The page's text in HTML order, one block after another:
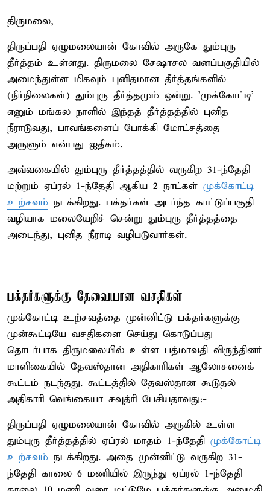
திருமலை,
திருப்பதி ஏழுமலையான் கோவில் அருகே தும்புரு
தீர்த்தம் உள்ளது. திருமலை சேஷாசல வனப்பகுதியில்
அமைந்துள்ள மிகவும் புனிதமான தீர்த்தங்களில்
(நீர்நிலைகள்) தும்புரு தீர்த்தமும் ஒன்று. 'முக்கோட்டி'
எனும் மங்கல நாளில் இந்தத் தீர்த்தத்தில் புனித
நீராடுவது, பாவங்களைப் போக்கி மோட்சத்தை
அருளும் என்பது ஐதீகம்.
அவ்வகையில் தும்புரு தீர்த்தத்தில் வருகிற 31-ந்தேதி
மற்றும் ஏப்ரல் 1-ந்தேதி ஆகிய 2 நாட்கள் முக்கோட்டி
உற்சவம் நடக்கிறது. பக்தர்கள் அடர்ந்த காட்டுப்பகுதி
வழியாக மலையேறிச் சென்று தும்புரு தீர்த்தத்தை
அடைந்து, புனித நீராடி வழிபடுவார்கள்.
பக்தர்களுக்கு தேவையான வசதிகள்
முக்கோட்டி உற்சவத்தை முன்னிட்டு பக்தர்களுக்கு
முன்கூட்டியே வசதிகளை செய்து கொடுப்பது
தொடர்பாக திருமலையில் உள்ள பத்மாவதி விருந்தினர்
மாளிகையில் தேவஸ்தான அதிகாரிகள் ஆலோசனைக்
கூட்டம் நடந்தது. கூட்டத்தில் தேவஸ்தான கூடுதல்
அதிகாரி வெங்கையா சவுத்ரி பேசியதாவது:-
திருப்பதி ஏழுமலையான் கோவில் அருகில் உள்ள
தும்புரு தீர்த்தத்தில் ஏப்ரல் மாதம் 1-ந்தேதி முக்கோட்டி
உற்சவம் நடக்கிறது. அதை முன்னிட்டு வருகிற 31-
ந்தேதி காலை 6 மணியில் இருந்து ஏப்ரல் 1-ந்தேதி